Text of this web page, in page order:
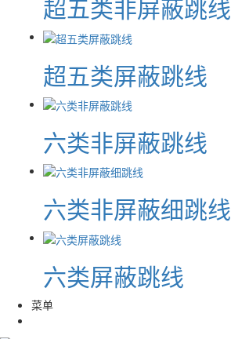
超五类非屏蔽跳线
超五类屏蔽跳线
六类非屏蔽跳线
六类非屏蔽细跳线
六类屏蔽跳线
菜单